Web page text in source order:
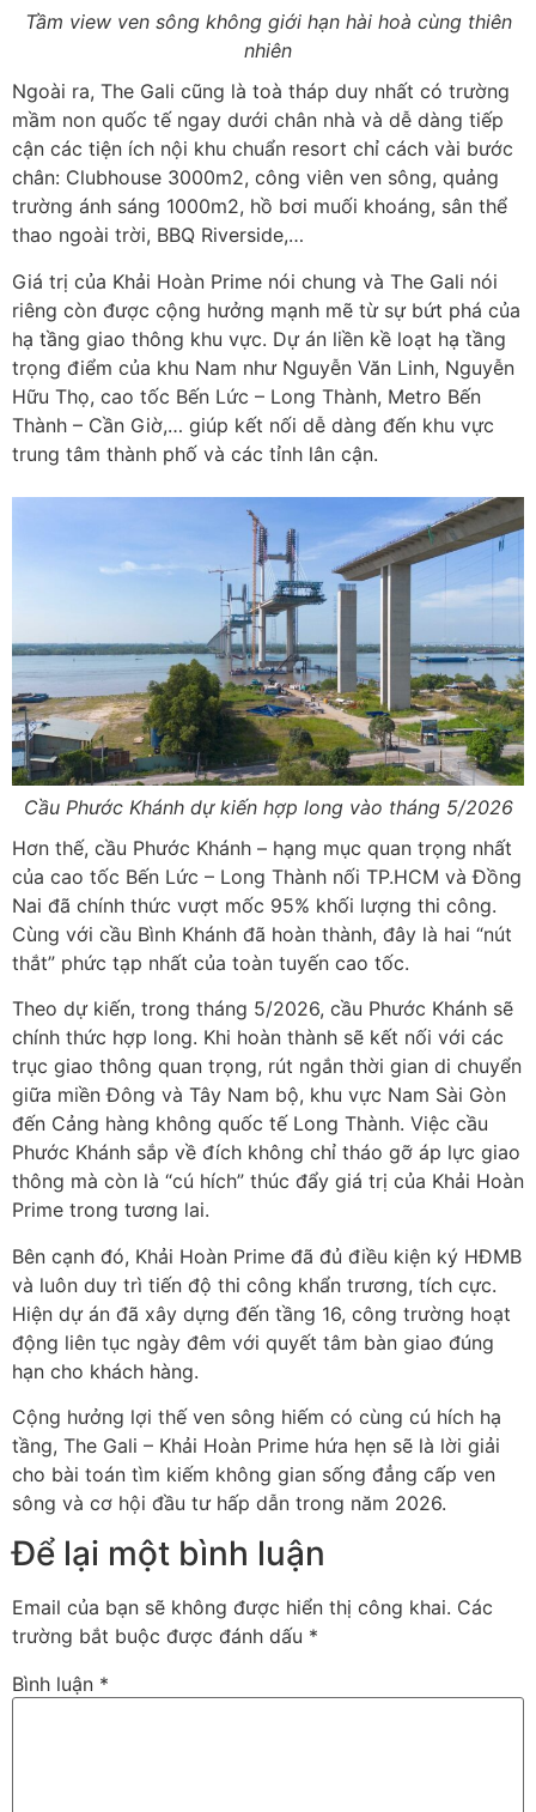
Tầm view ven sông không giới hạn hài hoà cùng thiên
nhiên
Ngoài ra, The Gali cũng là toà tháp duy nhất có trường
mầm non quốc tế ngay dưới chân nhà và dễ dàng tiếp
cận các tiện ích nội khu chuẩn resort chỉ cách vài bước
chân: Clubhouse 3000m2, công viên ven sông, quảng
trường ánh sáng 1000m2, hồ bơi muối khoáng, sân thể
thao ngoài trời, BBQ Riverside,…
Giá trị của Khải Hoàn Prime nói chung và The Gali nói
riêng còn được cộng hưởng mạnh mẽ từ sự bứt phá của
hạ tầng giao thông khu vực. Dự án liền kề loạt hạ tầng
trọng điểm của khu Nam như Nguyễn Văn Linh, Nguyễn
Hữu Thọ, cao tốc Bến Lức – Long Thành, Metro Bến
Thành – Cần Giờ,… giúp kết nối dễ dàng đến khu vực
trung tâm thành phố và các tỉnh lân cận.
Cầu Phước Khánh dự kiến hợp long vào tháng 5/2026
Hơn thế, cầu Phước Khánh – hạng mục quan trọng nhất
của cao tốc Bến Lức – Long Thành nối TP.HCM và Đồng
Nai đã chính thức vượt mốc 95% khối lượng thi công.
Cùng với cầu Bình Khánh đã hoàn thành, đây là hai “nút
thắt” phức tạp nhất của toàn tuyến cao tốc.
Theo dự kiến, trong tháng 5/2026, cầu Phước Khánh sẽ
chính thức hợp long. Khi hoàn thành sẽ kết nối với các
trục giao thông quan trọng, rút ngắn thời gian di chuyển
giữa miền Đông và Tây Nam bộ, khu vực Nam Sài Gòn
đến Cảng hàng không quốc tế Long Thành. Việc cầu
Phước Khánh sắp về đích không chỉ tháo gỡ áp lực giao
thông mà còn là “cú hích” thúc đẩy giá trị của Khải Hoàn
Prime trong tương lai.
Bên cạnh đó, Khải Hoàn Prime đã đủ điều kiện ký HĐMB
và luôn duy trì tiến độ thi công khẩn trương, tích cực.
Hiện dự án đã xây dựng đến tầng 16, công trường hoạt
động liên tục ngày đêm với quyết tâm bàn giao đúng
hạn cho khách hàng.
Cộng hưởng lợi thế ven sông hiếm có cùng cú hích hạ
tầng, The Gali – Khải Hoàn Prime hứa hẹn sẽ là lời giải
cho bài toán tìm kiếm không gian sống đẳng cấp ven
sông và cơ hội đầu tư hấp dẫn trong năm 2026.
Để lại một bình luận
Email của bạn sẽ không được hiển thị công khai. Các
trường bắt buộc được đánh dấu *
Bình luận *